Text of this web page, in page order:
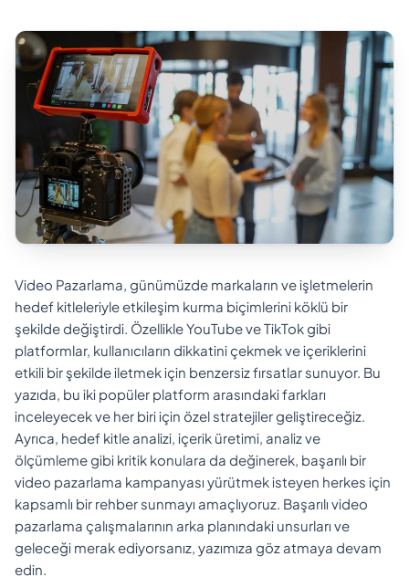
Video Pazarlama, günümüzde markaların ve işletmelerin
hedef kitleleriyle etkileşim kurma biçimlerini köklü bir
şekilde değiştirdi. Özellikle YouTube ve TikTok gibi
platformlar, kullanıcıların dikkatini çekmek ve içeriklerini
etkili bir şekilde iletmek için benzersiz fırsatlar sunuyor. Bu
yazıda, bu iki popüler platform arasındaki farkları
inceleyecek ve her biri için özel stratejiler geliştireceğiz.
Ayrıca, hedef kitle analizi, içerik üretimi, analiz ve
ölçümleme gibi kritik konulara da değinerek, başarılı bir
video pazarlama kampanyası yürütmek isteyen herkes için
kapsamlı bir rehber sunmayı amaçlıyoruz. Başarılı video
pazarlama çalışmalarının arka planındaki unsurları ve
geleceği merak ediyorsanız, yazımıza göz atmaya devam
edin.